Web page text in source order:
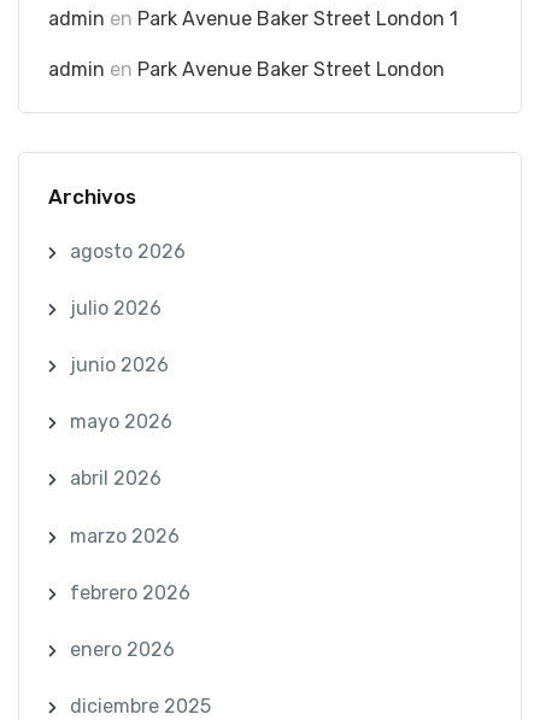
admin en Park Avenue Baker Street London 1
admin en Park Avenue Baker Street London
Archivos
agosto 2026
julio 2026
junio 2026
mayo 2026
abril 2026
marzo 2026
febrero 2026
enero 2026
diciembre 2025